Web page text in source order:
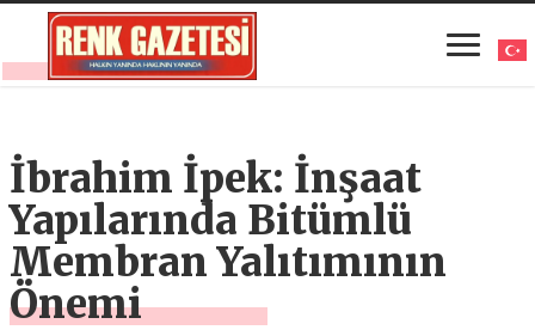
İbrahim İpek: İnşaat
Yapılarında Bitümlü
Membran Yalıtımının
Önemi